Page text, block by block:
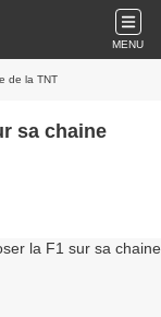
MENU
de la TNT
sa chaine